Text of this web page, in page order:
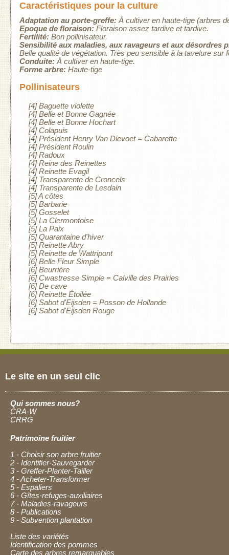
Caractéristiques pour la culture
Adaptation au porte-greffe: À cultiver en haute-tige (arbres
Epoque de floraison: Floraison assez tardive et tardive.
Fertilité: Bon pollinisateur.
Sensibilité aux maladies, aux ravageurs et aux désordres
Belle qualité de végétation. Très peu sensible à la tavelure sur
Conduite: À cultiver en haute-tige.
Forme arbre: Haute-tige
Pollinisateurs
[4] Baguette violette
[4] Belle et Bonne Gagnée
[4] Belle et Bonne Hochart
[4] Colapuis
[4] Président Henry Van Dievoet = Cabarette
[4] Président Roulin
[4] Radoux
[4] Reine des Reinettes
[4] Reinette Evagil
[4] Transparente de Croncels
[4] Transparente de Lesdain
[5] A côtes
[5] Barbarie
[5] Gosselet
[5] La Clermontoise
[5] La Paix
[5] Quarantaine d'hiver
[5] Reinette Abry
[5] Reinette de Wattripont
[6] Belle Fleur Simple
[6] Beurrière
[6] Cwastresse Simple = Calville des Prairies
[6] De cave
[6] Reinette Étoilée
[6] Sabot d'Eijsden = Posson de Hollande
[6] Sabot d'Eijsden Rouge
Le site en un seul clic
Qui sommes nous?
CRA-W
CRRG
Patrimoine fruitier
1 - Choisir son arbre fruitier
2 - Identifier-Sauvegarder
3 - Greffer-Planter-Tailler
4 - Acheter-Transformer
5 - Espaliers
6 - Gîtes-refuges-auxiliaires
7 - Maladies-ravageurs
8 - Publications
9 - Subvention plantation
Liste des variétés
Identification des pommes
Carte des arbres remarquables